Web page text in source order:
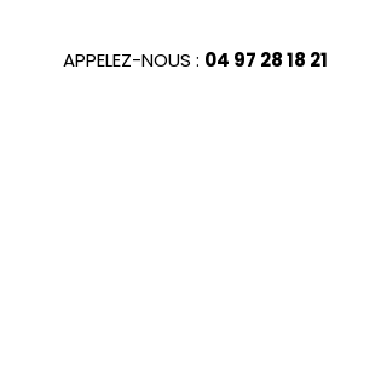
APPELEZ-NOUS : 04 97 28 18 21